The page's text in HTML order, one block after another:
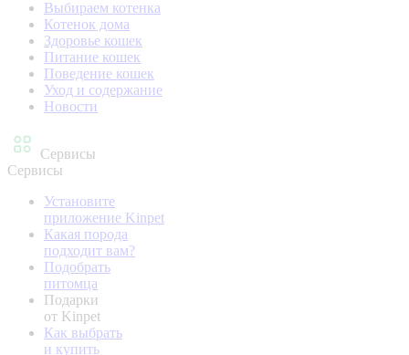
Выбираем котенка
Котенок дома
Здоровье кошек
Питание кошек
Поведение кошек
Уход и содержание
Новости
Сервисы
Сервисы
Установите
приложение Kinpet
Какая порода
подходит вам?
Подобрать
питомца
Подарки
от Kinpet
Как выбрать
и купить